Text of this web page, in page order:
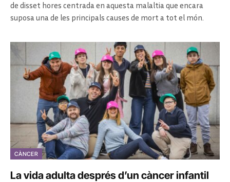
de disset hores centrada en aquesta malaltia que encara
suposa una de les principals causes de mort a tot el món.
CÀNCER
La vida adulta després d’un càncer infantil